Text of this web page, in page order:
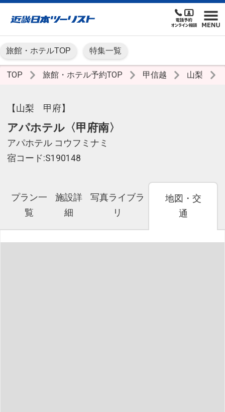
旅館・ホテルTOP 特集一覧
TOP 旅館・ホテル予約TOP 甲信越 山梨
【山梨 甲府】
アパホテル〈甲府南〉
アパホテル コウフミナミ
宿コード:S190148
プラン一
覧
施設詳
細
写真ライブラ
リ
地図・交
通